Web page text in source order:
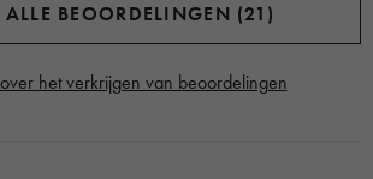
ALLE BEOORDELINGEN (21)
het verkrijgen van beoordelingen